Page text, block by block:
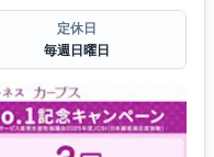
定休日
毎週日曜日